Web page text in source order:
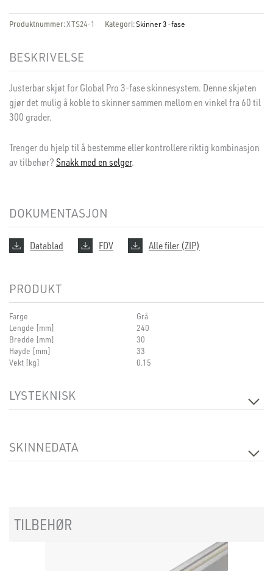
Produktnummer:XTS24-1 Kategori:Skinner 3 -fase
BESKRIVELSE
Justerbar skjøt for Global Pro 3-fase skinnesystem. Denne skjøten
gjør det mulig å koble to skinner sammen mellom en vinkel fra 60 til
300 grader.
Trenger du hjelp til å bestemme eller kontrollere riktig kombinasjon
av tilbehør? Snakk med en selger.
DOKUMENTASJON
Datablad FDV Alle filer (ZIP)
PRODUKT
Farge
Grå
Lengde [mm]
240
Bredde [mm]
30
Høyde [mm]
33
Vekt [kg]
0.15
LYSTEKNISK
SKINNEDATA
TILBEHØR